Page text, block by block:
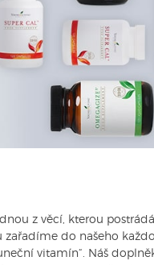
z věcí, kterou
do našeho
vitamín“. Náš